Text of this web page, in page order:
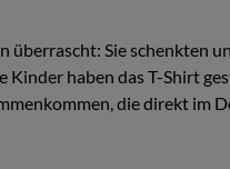
Sie schenkten
haben das T-Shirt
die direkt im